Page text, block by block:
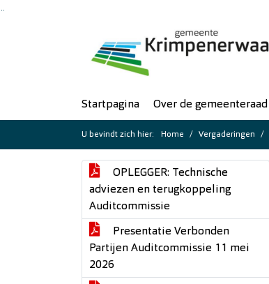
Startpagina Over de gemeenteraad
U bevindt zich hier: Home Vergaderingen
OPLEGGER: Technische
adviezen en terugkoppeling
Auditcommissie
Presentatie Verbonden
Partijen Auditcommissie 11 mei
2026